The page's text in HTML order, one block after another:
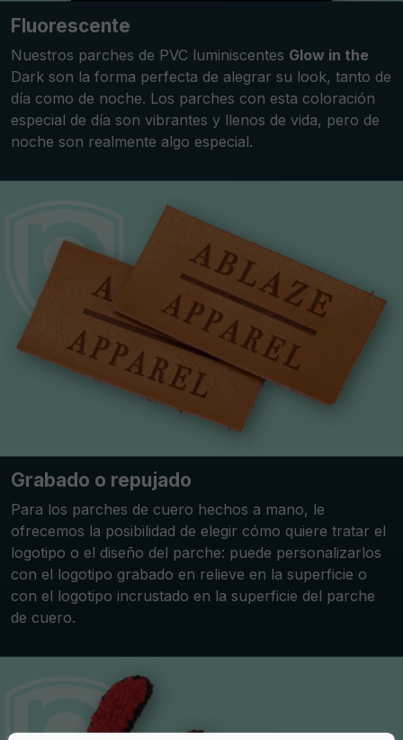
Fluorescente
Nuestros parches de PVC luminiscentes Glow in the
Dark son la forma perfecta de alegrar su look, tanto de
día como de noche. Los parches con esta coloración
especial de día son vibrantes y llenos de vida, pero de
noche son realmente algo especial.
Grabado o repujado
Para los parches de cuero hechos a mano, le
ofrecemos la posibilidad de elegir cómo quiere tratar el
logotipo o el diseño del parche: puede personalizarlos
con el logotipo grabado en relieve en la superficie o
con el logotipo incrustado en la superficie del parche
de cuero.